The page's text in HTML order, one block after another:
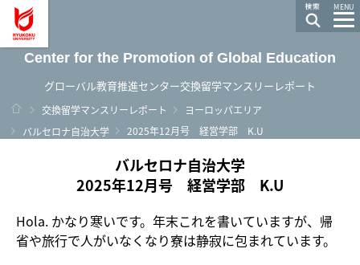
MENU
Center for the Promotion of Global Education
グローバル教育推進センター交換留学マンスリーレポート
ホーム
交換留学マンスリーレポート
ヨーロッパエリア
バルセロナ自治大学
2025年12月号 経営学部 K.U
バルセロナ自治大学
2025年12月号 経営学部 K.U
Hola. かなり寒いです。年末これを書いていますが、帰
省や旅行で人がいなくなり寮は静寂に包まれています。